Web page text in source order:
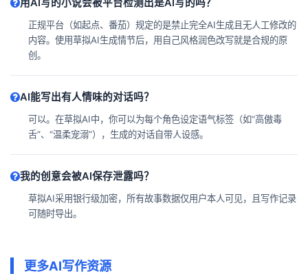
用AI写的小说会被平台检测出是AI写的吗？
正规平台（如起点、番茄）规定的是禁止完全AI生成且无人工修改的
内容。使用草拟AI生成情节后，用自己风格润色改写就是合规的原
创。
AI能写出有人情味的对话吗？
可以。在草拟AI中，你可以为每个角色设定语气标签（如“高傲毒
舌”、“温柔宠溺”），生成的对话自带人设感。
我的创意会被AI保存泄露吗？
草拟AI采用银行级加密，所有故事数据仅用户本人可见，且写作记录
可随时导出。
更多AI写作资源